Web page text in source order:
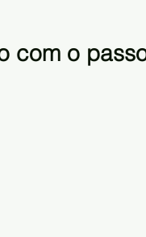
com o